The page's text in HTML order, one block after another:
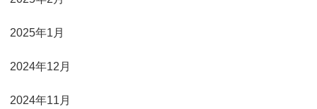
2025年1月
2024年12月
2024年11月